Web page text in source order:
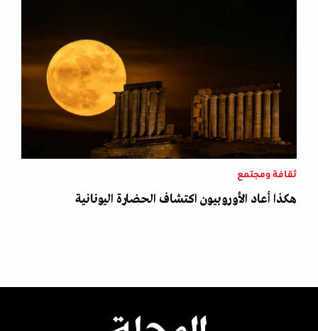
ثقافة ومجتمع
هكذا أعاد الأوروبيون اكتشاف الحضارة اليونانية